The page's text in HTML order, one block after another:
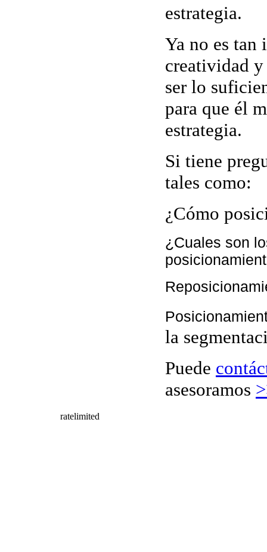
estrategia.
Ya no es tan
creatividad
ser lo
para que él
estrategia.
Si tiene
tales como:
¿Cómo
¿Cuales son
la
Puede
asesoramos